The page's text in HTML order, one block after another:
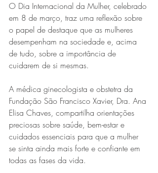
Exposição “O Silêncio das
Coisas” da artista visual Luiza
Drumond
O Dia Internacional da Mulher, celebrado
em 8 de março, traz uma reflexão sobre
o papel de destaque que as mulheres
desempenham na sociedade e, acima
de tudo, sobre a importância de
cuidarem de si mesmas.
A médica ginecologista e obstetra da
Fundação São Francisco Xavier, Dra. Ana
Elisa Chaves, compartilha orientações
preciosas sobre saúde, bem-estar e
cuidados essenciais para que a mulher
se sinta ainda mais forte e confiante em
todas as fases da vida.